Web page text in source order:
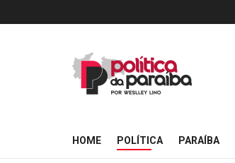
HOME POLÍTICA PARAÍBA